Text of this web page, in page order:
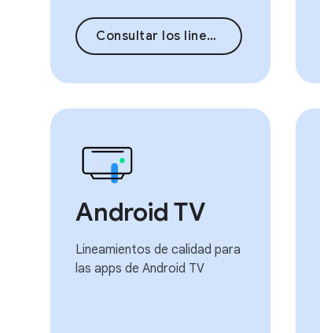
Consultar los lineamientos
Android TV
Lineamientos de calidad para
las apps de Android TV